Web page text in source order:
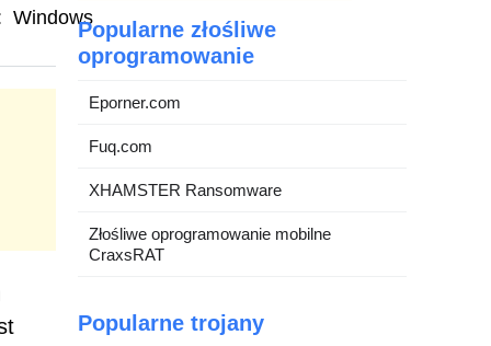
WindowsPopularne złośliwe
oprogramowanie
Eporner.com
Fuq.com
XHAMSTER Ransomware
Złośliwe oprogramowanie mobilne
CraxsRAT
Popularne trojany